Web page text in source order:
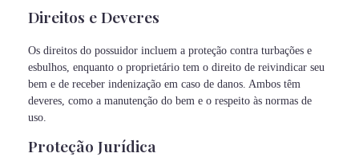
Direitos e Deveres
Os direitos do possuidor incluem a proteção contra turbações e
esbulhos, enquanto o proprietário tem o direito de reivindicar seu
bem e de receber indenização em caso de danos. Ambos têm
deveres, como a manutenção do bem e o respeito às normas de
uso.
Proteção Jurídica